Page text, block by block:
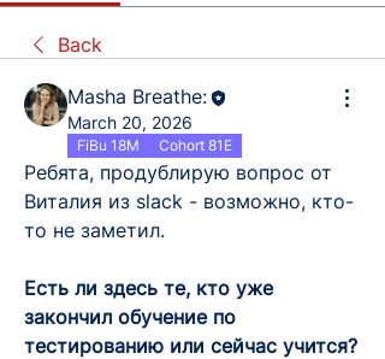
Back
Masha Breathe:
March 20, 2026
FiBu 18M Cohort 81E
Ребята, продублирую вопрос от
Виталия из slack - возможно, кто-
то не заметил.
Есть ли здесь те, кто уже
закончил обучение по
тестированию или сейчас учится?